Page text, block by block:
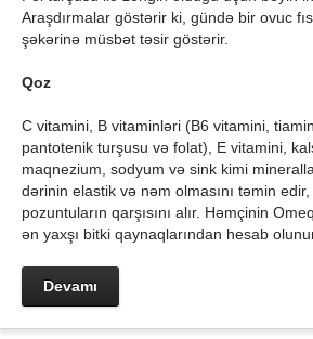
Araşdırmalar göstərir ki, gündə bir ovuc
şəkərinə müsbət təsir göstərir.
Qoz
C vitamini, B vitaminləri (B6 vitamini,
pantotenik turşusu və folat), E vitamini,
maqnezium, sodyum və sink kimi
dərinin elastik və nəm olmasını təmin
pozuntuların qarşısını alır. Həmçinin
ən yaxşı bitki qaynaqlarından hesab
Devamı